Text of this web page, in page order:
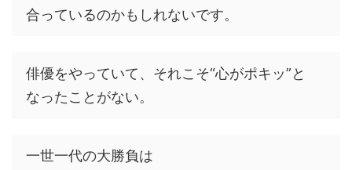
合っているのかもしれないです。
俳優をやっていて、それこそ“心がポキッ”と
なったことがない。
一世一代の大勝負は